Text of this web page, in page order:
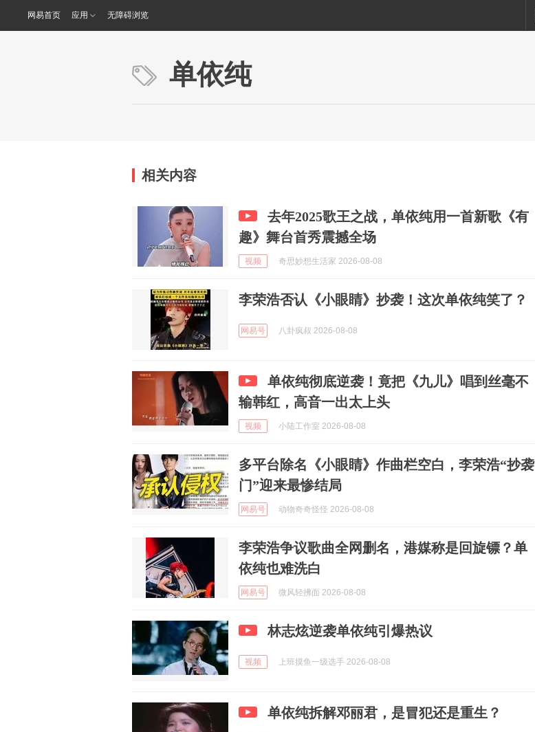
网易首页 应用 无障碍浏览
单依纯
相关内容
去年2025歌王之战，单依纯用一首新歌《有
趣》舞台首秀震撼全场
视频 奇思妙想生活家 2026-08-08
李荣浩否认《小眼睛》抄袭！这次单依纯笑了？
网易号 八卦疯叔 2026-08-08
单依纯彻底逆袭！竟把《九儿》唱到丝毫不
输韩红，高音一出太上头
视频 小陆工作室 2026-08-08
多平台除名《小眼睛》作曲栏空白，李荣浩“抄袭
门”迎来最惨结局
网易号 动物奇奇怪怪 2026-08-08
李荣浩争议歌曲全网删名，港媒称是回旋镖？单
依纯也难洗白
网易号 微风轻拂面 2026-08-08
林志炫逆袭单依纯引爆热议
视频 上班摸鱼一级选手 2026-08-08
单依纯拆解邓丽君，是冒犯还是重生？